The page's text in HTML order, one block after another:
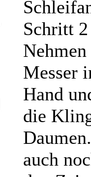
Messer
Hand
die
auch